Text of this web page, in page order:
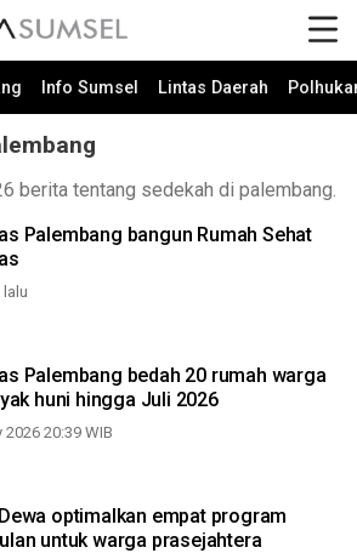
Info Sumsel Lintas Daerah
berita tentang sedekah di palembang.
Palembang bangun Rumah Sehat
lalu
Palembang bedah 20 rumah warga
huni hingga Juli 2026
2026 20:39 WIB
optimalkan empat program
untuk warga prasejahtera